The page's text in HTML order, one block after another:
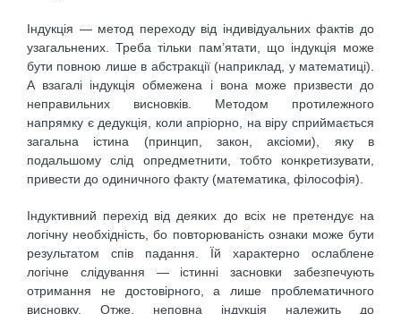
Індукція — метод переходу від індивідуальних фактів до
узагальнених. Треба тільки пам’ятати, що індукція може
бути повною лише в абстракції (наприклад, у математиці).
А взагалі індукція обмежена і вона може призвести до
неправильних висновків. Методом протилежного
напрямку є дедукція, коли апріорно, на віру сприймається
загальна істина (принцип, закон, аксіоми), яку в
подальшому слід опредметнити, тобто конкретизувати,
привести до одиничного факту (математика, філософія).
Індуктивний перехід від деяких до всіх не претендує на
логічну необхідність, бо повторюваність ознаки може бути
результатом спів падання. Їй характерно ослаблене
логічне слідування — істинні засновки забезпечують
отримання не достовірного, а лише проблематичного
висновку. Отже, неповна індукція належить до